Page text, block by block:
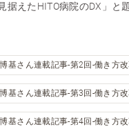
据えたHITO病院のDX」
基さん連載記事-第2回-働き方
基さん連載記事-第3回-働き方
博基さん連載記事-第4回-働き